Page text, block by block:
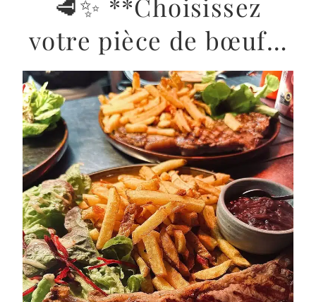
🥩✨ **Choisissez
votre pièce de bœuf…